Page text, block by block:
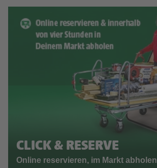
CLICK & RESERVE
Online reservieren, im Markt abholen